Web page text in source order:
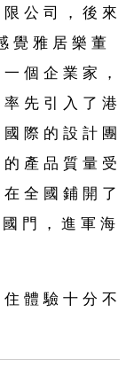
公 司 ， 後 來
覺 雅 居 樂 董
個 企 業 家 ，
先 引 入 了 港
際 的 設 計 團
產 品 質 量 受
全 國 鋪 開 了
門 ， 進 軍 海
體 驗 十 分 不